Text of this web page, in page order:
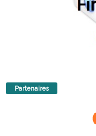
Partenaires